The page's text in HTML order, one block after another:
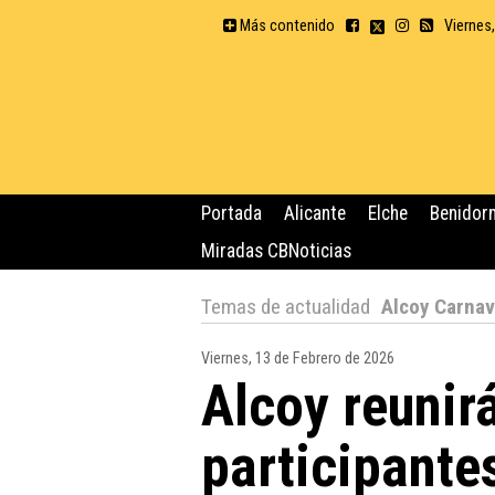
Más contenido
Portada Alicante Elche
Miradas CBNoticias
Temas de actualidad Alcoy
Viernes, 13 de Febrero de 2026
Alcoy